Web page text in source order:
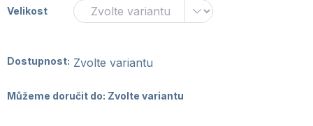
Velikost
Dostupnost: Zvolte variantu
Můžeme doručit do: Zvolte variantu